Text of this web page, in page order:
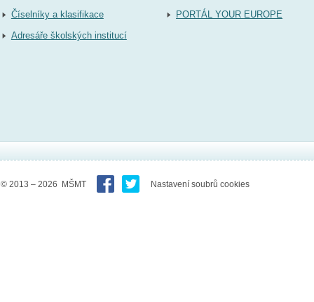
Číselníky a klasifikace
Adresáře školských institucí
PORTÁL YOUR EUROPE
© 2013 – 2026 MŠMT Nastavení soubrů cookies